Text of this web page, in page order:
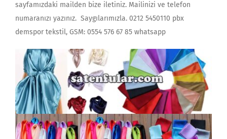
sayfamızdaki mailden bize iletiniz. Mailinizi ve telefon
numaranızı yazınız. Saygılarımızla. 0212 5450110 pbx
demspor tekstil, GSM: 0554 576 67 85 whatsapp